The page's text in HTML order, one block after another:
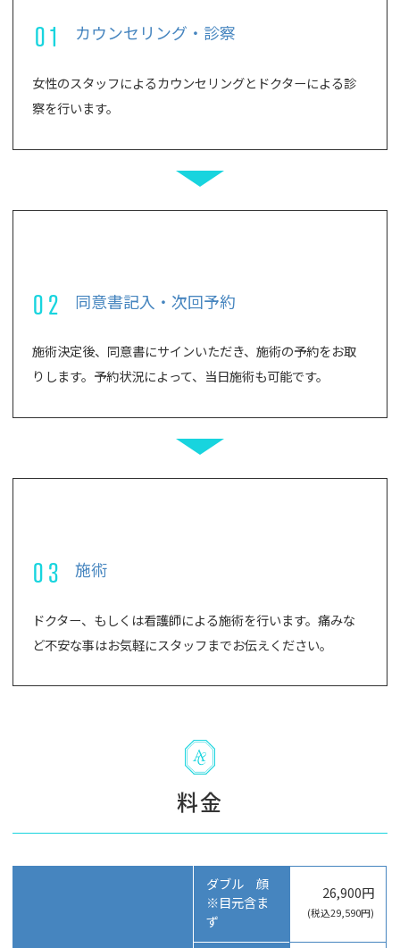
01 カウンセリング・診察
女性のスタッフによるカウンセリングとドクターによる診
察を行います。
02 同意書記入・次回予約
施術決定後、同意書にサインいただき、施術の予約をお取
りします。予約状況によって、当日施術も可能です。
03 施術
ドクター、もしくは看護師による施術を行います。痛みな
ど不安な事はお気軽にスタッフまでお伝えください。
料金
ダブル 顔
※目元含ま
ず
26,900円
(税込29,590円)